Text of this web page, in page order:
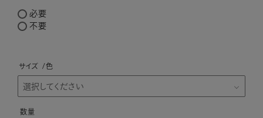
必要
不要
サイズ 色